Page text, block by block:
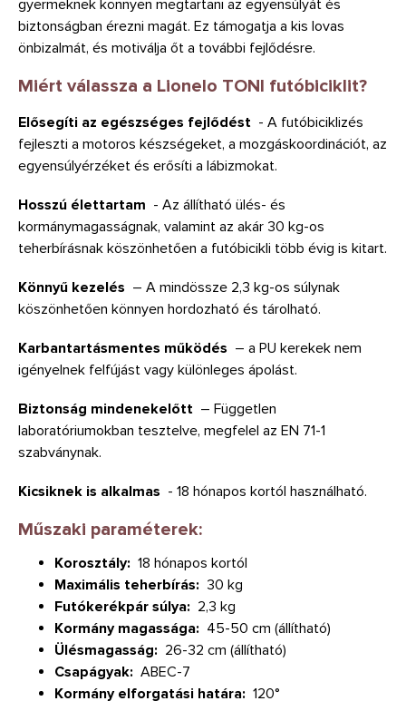
gyermeknek könnyen megtartani az egyensúlyát és
biztonságban érezni magát. Ez támogatja a kis lovas
önbizalmát, és motiválja őt a további fejlődésre.
Miért válassza a Lionelo TONI futóbiciklit?
Elősegíti az egészséges fejlődést - A futóbiciklizés
fejleszti a motoros készségeket, a mozgáskoordinációt, az
egyensúlyérzéket és erősíti a lábizmokat.
Hosszú élettartam - Az állítható ülés- és
kormánymagasságnak, valamint az akár 30 kg-os
teherbírásnak köszönhetően a futóbicikli több évig is kitart.
Könnyű kezelés – A mindössze 2,3 kg-os súlynak
köszönhetően könnyen hordozható és tárolható.
Karbantartásmentes működés – a PU kerekek nem
igényelnek felfújást vagy különleges ápolást.
Biztonság mindenekelőtt – Független
laboratóriumokban tesztelve, megfelel az EN 71-1
szabványnak.
Kicsiknek is alkalmas - 18 hónapos kortól használható.
Műszaki paraméterek:
Korosztály: 18 hónapos kortól
Maximális teherbírás: 30 kg
Futókerékpár súlya: 2,3 kg
Kormány magassága: 45-50 cm (állítható)
Ülésmagasság: 26-32 cm (állítható)
Csapágyak: ABEC-7
Kormány elforgatási határa: 120°